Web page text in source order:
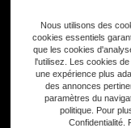
Nous utilisons des
cookies essentiels
que les cookies
l'utilisez. Les cookies
une expérience plus
des annonces
paramètres du
politique. Pour
Confidentialité.